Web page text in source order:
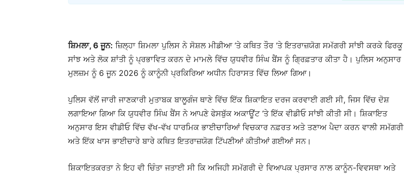
ਸ਼ਿਮਲਾ, 6 ਜੂਨ: ਜ਼ਿਲ੍ਹਾ ਸ਼ਿਮਲਾ ਪੁਲਿਸ ਨੇ ਸੋਸ਼ਲ ਮੀਡੀਆ ‘ਤੇ ਕਥਿਤ ਤੌਰ ‘ਤੇ ਇਤਰਾਜ਼ਯੋਗ ਸਮੱਗਰੀ ਸਾਂਝੀ ਕਰਕੇ ਫਿਰਕੂ
ਸਾਂਝ ਅਤੇ ਲੋਕ ਸ਼ਾਂਤੀ ਨੂੰ ਪ੍ਰਭਾਵਿਤ ਕਰਨ ਦੇ ਮਾਮਲੇ ਵਿੱਚ ਯੁਧਵੀਰ ਸਿੰਘ ਬੈਂਸ ਨੂੰ ਗ੍ਰਿਫ਼ਤਾਰ ਕੀਤਾ ਹੈ। ਪੁਲਿਸ ਅਨੁਸਾਰ
ਮੁਲਜ਼ਮ ਨੂੰ 6 ਜੂਨ 2026 ਨੂੰ ਕਾਨੂੰਨੀ ਪ੍ਰਕਿਰਿਆ ਅਧੀਨ ਹਿਰਾਸਤ ਵਿੱਚ ਲਿਆ ਗਿਆ।
ਪੁਲਿਸ ਵੱਲੋਂ ਜਾਰੀ ਜਾਣਕਾਰੀ ਮੁਤਾਬਕ ਬਾਲੂਗੰਜ ਥਾਣੇ ਵਿੱਚ ਇੱਕ ਸ਼ਿਕਾਇਤ ਦਰਜ ਕਰਵਾਈ ਗਈ ਸੀ, ਜਿਸ ਵਿੱਚ ਦੋਸ਼
ਲਗਾਇਆ ਗਿਆ ਕਿ ਯੁਧਵੀਰ ਸਿੰਘ ਬੈਂਸ ਨੇ ਆਪਣੇ ਫੇਸਬੁੱਕ ਅਕਾਊਂਟ ‘ਤੇ ਇੱਕ ਵੀਡੀਓ ਸਾਂਝੀ ਕੀਤੀ ਸੀ। ਸ਼ਿਕਾਇਤ
ਅਨੁਸਾਰ ਇਸ ਵੀਡੀਓ ਵਿੱਚ ਵੱਖ-ਵੱਖ ਧਾਰਮਿਕ ਭਾਈਚਾਰਿਆਂ ਵਿਚਕਾਰ ਨਫ਼ਰਤ ਅਤੇ ਤਣਾਅ ਪੈਦਾ ਕਰਨ ਵਾਲੀ ਸਮੱਗਰੀ
ਅਤੇ ਇੱਕ ਖਾਸ ਭਾਈਚਾਰੇ ਬਾਰੇ ਕਥਿਤ ਇਤਰਾਜ਼ਯੋਗ ਟਿੱਪਣੀਆਂ ਕੀਤੀਆਂ ਗਈਆਂ ਸਨ।
ਸ਼ਿਕਾਇਤਕਰਤਾ ਨੇ ਇਹ ਵੀ ਚਿੰਤਾ ਜਤਾਈ ਸੀ ਕਿ ਅਜਿਹੀ ਸਮੱਗਰੀ ਦੇ ਵਿਆਪਕ ਪ੍ਰਸਾਰ ਨਾਲ ਕਾਨੂੰਨ-ਵਿਵਸਥਾ ਅਤੇ